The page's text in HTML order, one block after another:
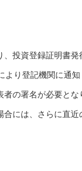
、投資登録証明書発
より登記機関に通知
者の署名が必要とな
合には、さらに直近